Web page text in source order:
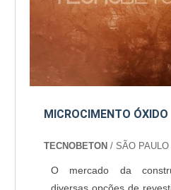
MICROCIMENTO ÓXIDO
TECNOBETON/ SÃO PAULO
O mercado da